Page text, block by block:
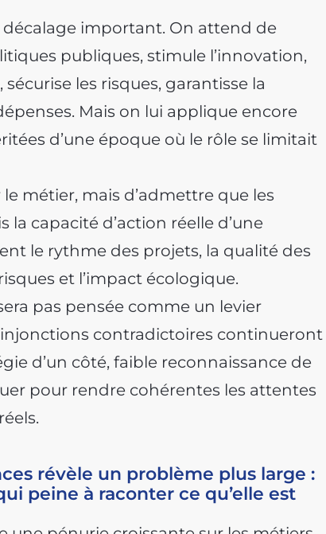
important. On attend de
publiques, stimule l’innovation,
les risques, garantisse la
Mais on lui applique encore
d’une époque où le rôle se limitait
le métier, mais d’admettre que les
capacité d’action réelle d’une
le rythme des projets, la qualité des
et l’impact écologique.
pas pensée comme un levier
contradictoires continueront
d’un côté, faible reconnaissance de
pour rendre cohérentes les attentes
révèle un problème plus large :
peine à raconter ce qu’elle est